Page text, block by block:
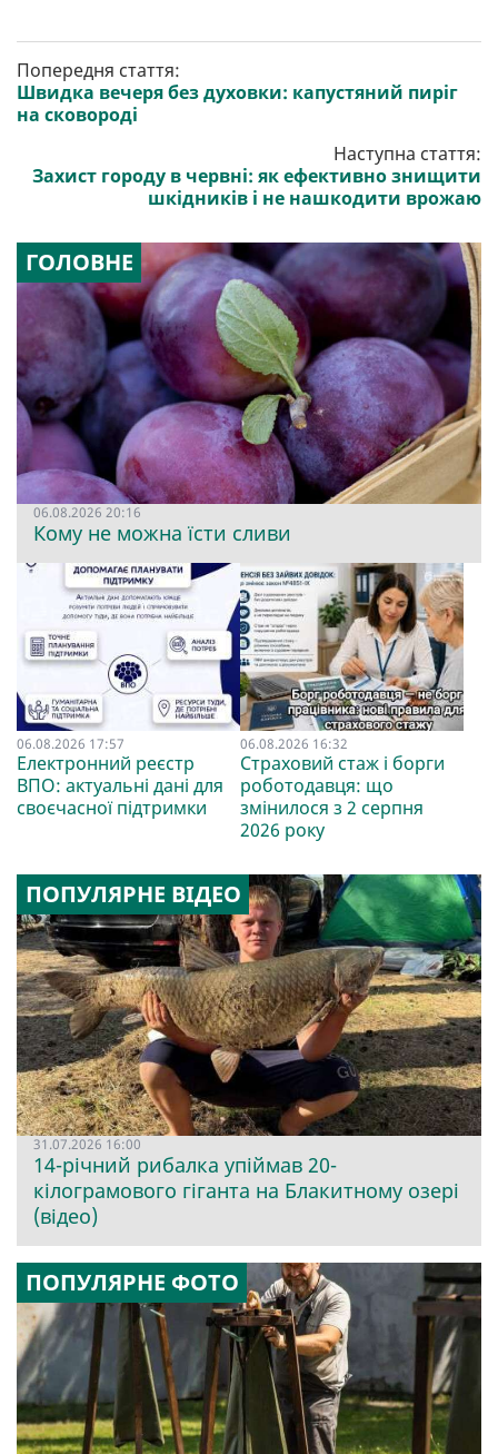
Попередня стаття:
Швидка вечеря без духовки: капустяний пиріг
на сковороді
Наступна стаття:
Захист городу в червні: як ефективно знищити
шкідників і не нашкодити врожаю
ГОЛОВНЕ
06.08.2026 20:16
Кому не можна їсти сливи
06.08.2026 17:57
Електронний реєстр
ВПО: актуальні дані для
своєчасної підтримки
06.08.2026 16:32
Страховий стаж і борги
роботодавця: що
змінилося з 2 серпня
2026 року
ПОПУЛЯРНЕ ВІДЕО
31.07.2026 16:00
14-річний рибалка упіймав 20-
кілограмового гіганта на Блакитному озері
(відео)
ПОПУЛЯРНЕ ФОТО